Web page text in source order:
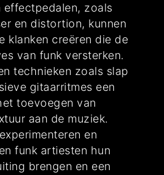
effectpedalen, zoals
en distortion, kunnen
klanken creëren die de
van funk versterken.
technieken zoals slap
gitaarritmes een
toevoegen van
aan de muziek.
en
funk artiesten hun
brengen en een